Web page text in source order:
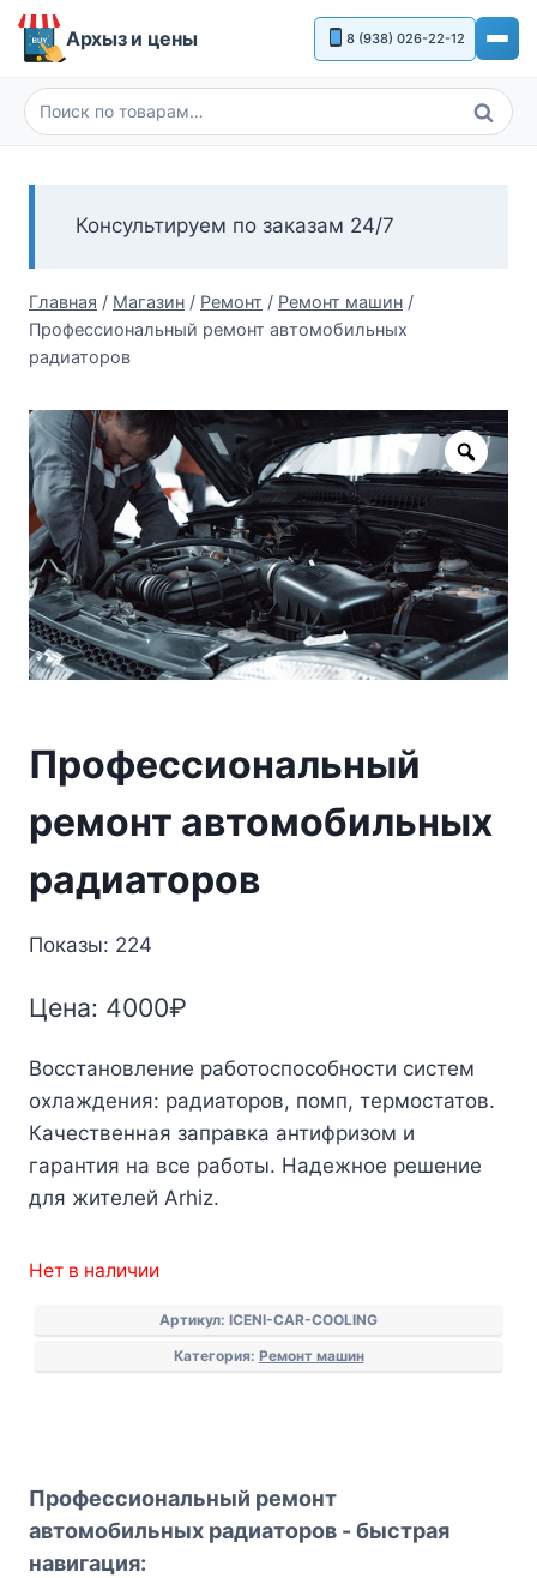
Перейти
Архыз и цены 8 (938) 026-22-12
Искать:
Поиск
Консультируем по заказам 24/7
Главная / Магазин / Ремонт / Ремонт машин /
Профессиональный ремонт автомобильных
радиаторов
Zoom
Профессиональный
ремонт автомобильных
радиаторов
Показы: 224
Цена: 4000₽
Восстановление работоспособности систем
охлаждения: радиаторов, помп, термостатов.
Качественная заправка антифризом и
гарантия на все работы. Надежное решение
для жителей Arhiz.
Нет в наличии
Артикул: ICENI-CAR-COOLING
Категория: Ремонт машин
Профессиональный ремонт
автомобильных радиаторов - быстрая
навигация: